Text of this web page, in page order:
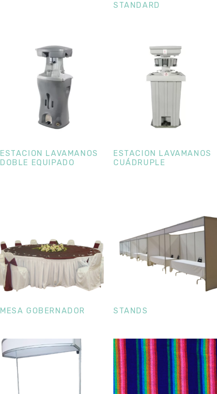
STANDARD
ESTACION LAVAMANOS
DOBLE EQUIPADO
ESTACION LAVAMANOS
CUÁDRUPLE
MESA GOBERNADOR STANDS